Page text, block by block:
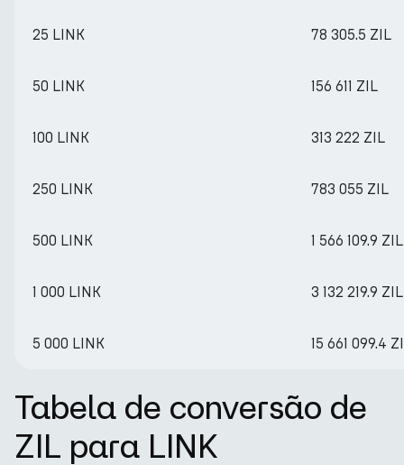
25 LINK 78 305.5 ZIL
50 LINK 156 611 ZIL
100 LINK 313 222 ZIL
250 LINK 783 055 ZIL
500 LINK 1 566 109.9 ZIL
1 000 LINK 3 132 219.9 ZIL
5 000 LINK 15 661 099.4
Tabela de conversão de
ZIL para LINK